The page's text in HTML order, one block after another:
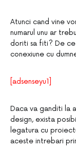
Atunci cand vine
numarul unu ar
doriti sa fiti? De
conexiune cu
[adsenseyu1]
Daca va ganditi la
design, exista
legatura cu
aceste intrebari